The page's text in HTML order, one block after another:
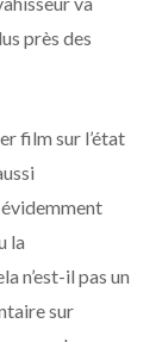
près des
film sur l’état
la
n’est-il pas un
sur